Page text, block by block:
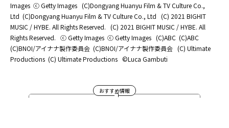
Images ⓒ Getty Images (C)Dongyang Huanyu Film & TV Culture Co.,
Ltd (C)Dongyang Huanyu Film & TV Culture Co., Ltd (C) 2021 BIGHIT
MUSIC / HYBE. All Rights Reserved. (C) 2021 BIGHIT MUSIC / HYBE. All
Rights Reserved. ⓒ Getty Images ⓒ Getty Images (C)ABC (C)ABC
(C)BNOI/アイナナ製作委員会 (C)BNOI/アイナナ製作委員会 (C) Ultimate
Productions (C) Ultimate Productions ©Luca Gambuti
おすすめ情報